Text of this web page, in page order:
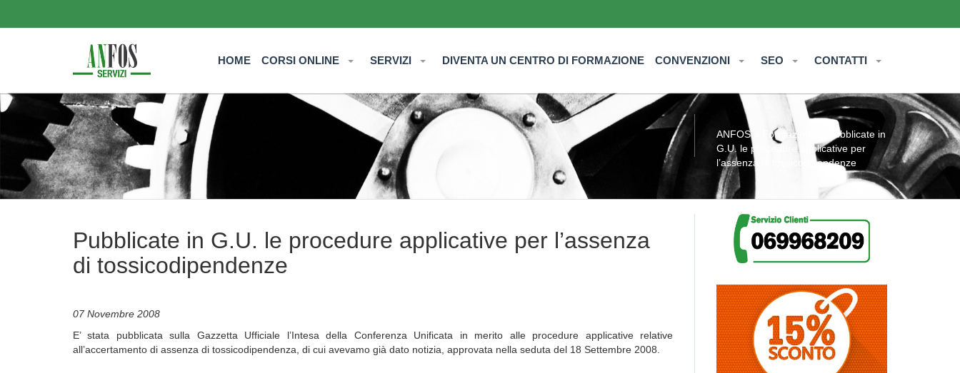
HOME CORSI ONLINE SERVIZI DIVENTA UN CENTRO DI FORMAZIONE CONVENZIONI SEO CONTATTI
ANFOS» Formazione
» Pubblicate in
G.U. le procedure applicative per
l’assenza di tossicodipendenze
Pubblicate in G.U. le procedure applicative per l’assenza
di tossicodipendenze
07 Novembre 2008
E’ stata pubblicata sulla Gazzetta Ufficiale l’Intesa della Conferenza Unificata in merito alle procedure applicative relative
all’accertamento di assenza di tossicodipendenza, di cui avevamo già dato notizia, approvata nella seduta del 18 Settembre 2008.